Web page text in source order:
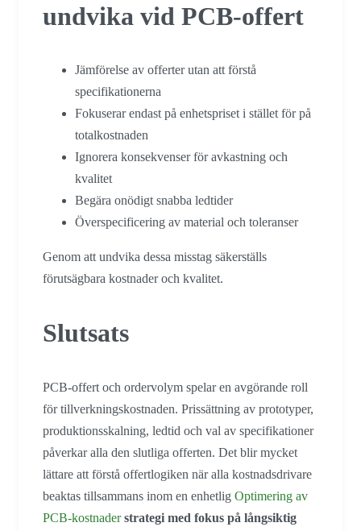
undvika vid PCB-offert
Jämförelse av offerter utan att förstå
specifikationerna
Fokuserar endast på enhetspriset i stället för på
totalkostnaden
Ignorera konsekvenser för avkastning och
kvalitet
Begära onödigt snabba ledtider
Överspecificering av material och toleranser
Genom att undvika dessa misstag säkerställs
förutsägbara kostnader och kvalitet.
Slutsats
PCB-offert och ordervolym spelar en avgörande roll
för tillverkningskostnaden. Prissättning av prototyper,
produktionsskalning, ledtid och val av specifikationer
påverkar alla den slutliga offerten. Det blir mycket
lättare att förstå offertlogiken när alla kostnadsdrivare
beaktas tillsammans inom en enhetlig Optimering av
PCB-kostnaderstrategi med fokus på långsiktig